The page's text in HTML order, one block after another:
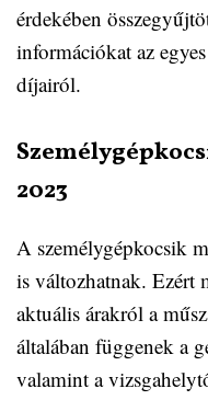
érdekében
információkat az
díjairól.
2023
A személygépkocsik
is változhatnak. Ezért
aktuális árakról a
általában függenek a
valamint a